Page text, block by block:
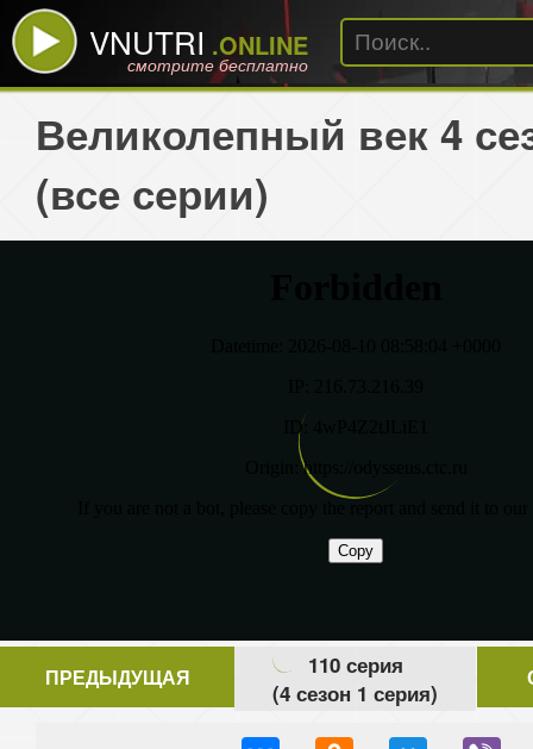
VNUTRI .ONLINE
смотрите бесплатно
Великолепный век 4
(все серии)
ПРЕДЫДУЩАЯ
110 серия
(4 сезон 1 серия)